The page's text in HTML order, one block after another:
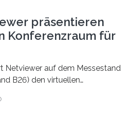
präsentieren
Konferenzraum für
Netviewer auf dem Messestand
B26) den virtuellen
und Netviewer können sich